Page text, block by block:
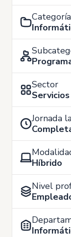
Categoría
Sector
Jornada
Híbrido
Nivel